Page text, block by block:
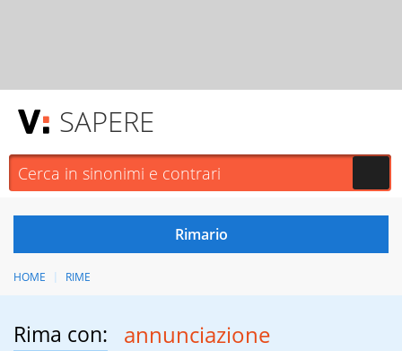
SAPERE
HOME RIME
Rima con: annunciazione